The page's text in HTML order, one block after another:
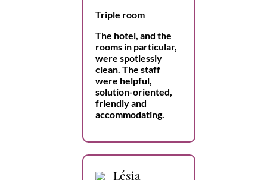
Triple room
The hotel, and the
rooms in particular,
were spotlessly
clean. The staff
were helpful,
solution-oriented,
friendly and
accommodating.
Lésia